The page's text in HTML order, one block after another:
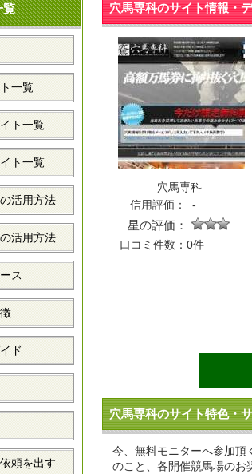
覧
一覧
ト一覧
ト一覧
活用方法
活用方法
ス
ド
頼を出す
穴馬専科のサイト情報・
穴馬専科
信用評価：
-
星の評価：
口コミ件数：0件
穴馬専科のサイト特色・
今、無料モニターへ参加頂
のこと、各開催競馬場のお